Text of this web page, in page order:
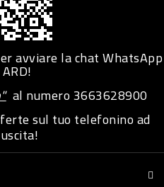
avviare la chat WhatsApp
al numero3663628900
sul tuo telefonino ad